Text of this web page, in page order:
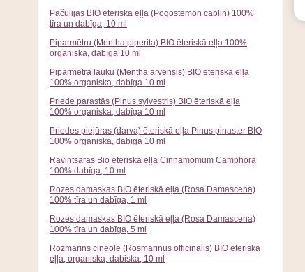
Pačūlijas BIO ēteriskā eļļa (Pogostemon cablin) 100%
tīra un dabīga, 10 ml
Piparmētru (Mentha piperita) BIO ēteriskā eļļa 100%
organiska, dabīga 10 ml
Piparmētra lauku (Mentha arvensis) BIO ēteriskā eļļa
100% organiska, dabīga 10 ml
Priede parastās (Pinus sylvestris) BIO ēteriskā eļļa
100% organiska, dabīga 10 ml
Priedes piejūras (darva) ēteriskā eļļa Pinus pinaster BIO
100% organiska, dabīga 10 ml
Ravintsaras Bio ēteriskā eļļa Cinnamomum Camphora
100% dabīga, 10 ml
Rozes damaskas BIO ēteriskā eļļa (Rosa Damascena)
100% tīra un dabīga, 1 ml
Rozes damaskas BIO ēteriskā eļļa (Rosa Damascena)
100% tīra un dabīga, 5 ml
Rozmarīns cineole (Rosmarinus officinalis) BIO ēteriskā
eļļa, organiska, dabiska, 10 ml